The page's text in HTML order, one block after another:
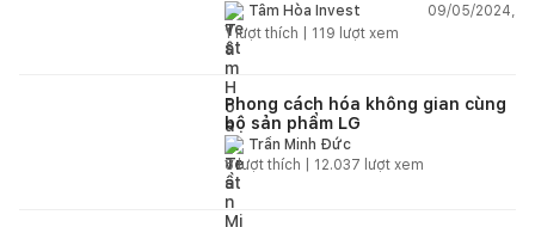
Tâm Hòa Invest
09/05/2024,
1lượt thích | 119 lượt xem
Phong cách hóa không gian cùng
bộ sản phẩm LG
Trần Minh Đức
8lượt thích | 12.037 lượt xem